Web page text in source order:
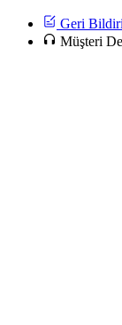
Geri
Müşteri